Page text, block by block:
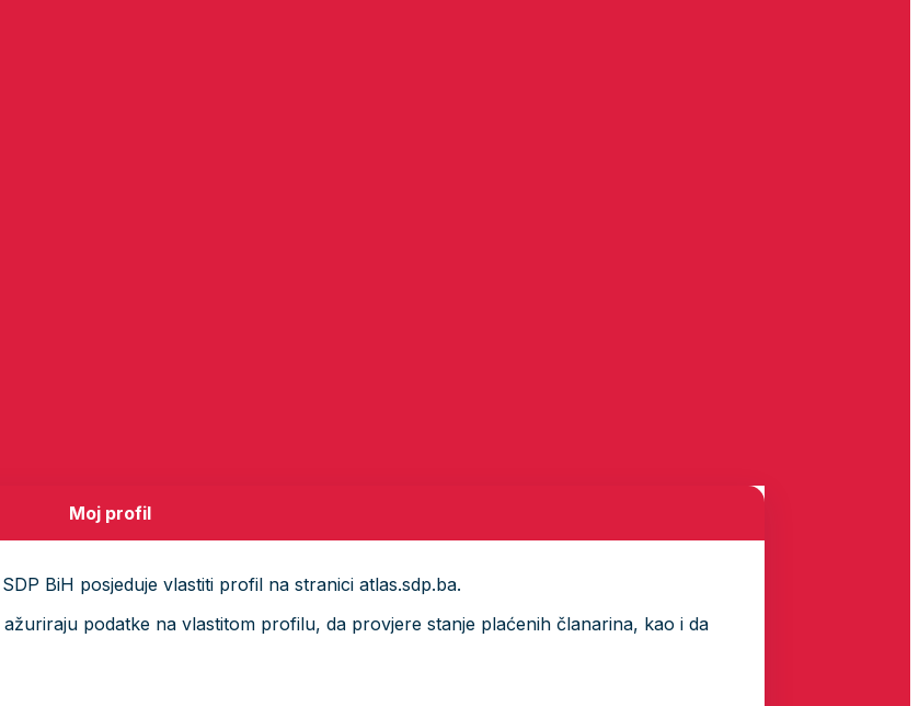
Moj profil
BiH posjeduje vlastiti profil na stranici atlas.sdp.ba.
podatke na vlastitom profilu, da provjere stanje plaćenih članarina, kao i da